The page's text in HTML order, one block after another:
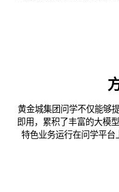
黄金城集团问学不仅能够
即用，累积了丰富的大模
特色业务运行在问学平台